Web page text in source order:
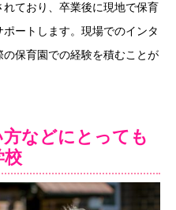
ており、卒業後に現地で保育
ートします。現場でのインタ
保育園での経験を積むことが
などにとっても
校